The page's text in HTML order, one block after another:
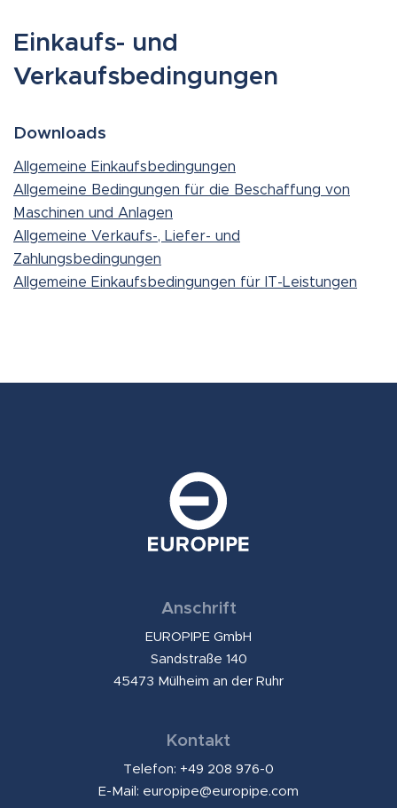
Einkaufs- und
Verkaufsbedingungen
Downloads
Allgemeine Einkaufsbedingungen
Allgemeine Bedingungen für die Beschaffung von
Maschinen und Anlagen
Allgemeine Verkaufs-, Liefer- und
Zahlungsbedingungen
Allgemeine Einkaufsbedingungen für IT-Leistungen
Anschrift
EUROPIPE GmbH
Sandstraße 140
45473 Mülheim an der Ruhr
Kontakt
Telefon: +49 208 976-0
E-Mail: europipe@europipe.com